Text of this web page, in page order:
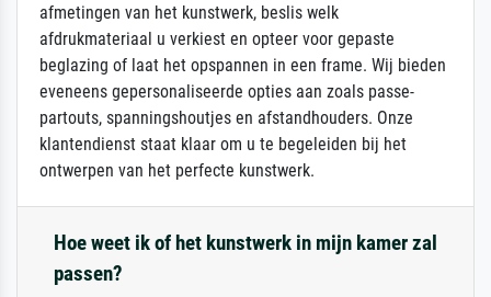
afmetingen van het kunstwerk, beslis welk
afdrukmateriaal u verkiest en opteer voor gepaste
beglazing of laat het opspannen in een frame. Wij bieden
eveneens gepersonaliseerde opties aan zoals passe-
partouts, spanningshoutjes en afstandhouders. Onze
klantendienst staat klaar om u te begeleiden bij het
ontwerpen van het perfecte kunstwerk.
Hoe weet ik of het kunstwerk in mijn kamer zal
passen?